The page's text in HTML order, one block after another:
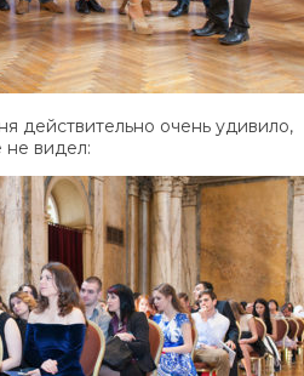
действительно очень удивило,
не видел: